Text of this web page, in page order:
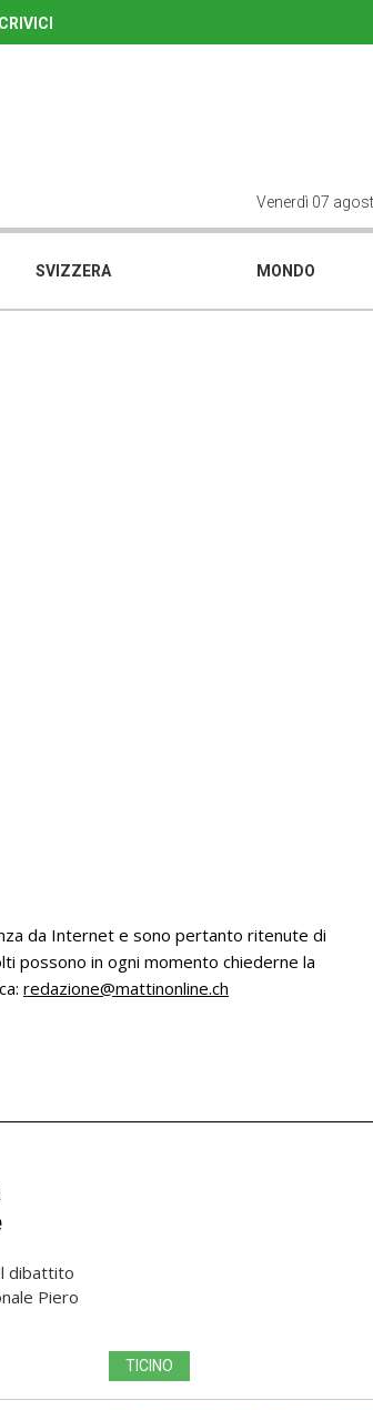
Venerdì 07
SVIZZERA MONDO
da Internet e sono pertanto ritenute di
possono in ogni momento chiederne la
redazione@mattinonline.ch
dibattito
Piero
TICINO